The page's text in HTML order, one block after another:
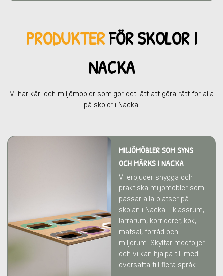
PRODUKTERFÖR SKOLOR I
NACKA
Vi har kärl och miljömöbler som gör det lätt att göra rätt för alla
på skolor i Nacka.
MILJÖMÖBLER SOM SYNS
OCH MÄRKSI NACKA
Vi erbjuder snygga och
praktiska miljömöbler som
passar alla platser på
skolan i Nacka - klassrum,
lärrarum, korridorer, kök,
matsal, förråd och
miljörum. Skyltar medföljer
och vi kan hjälpa till med
översätta till flera språk.